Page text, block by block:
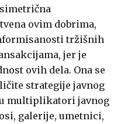
ovim dobrima,
tržišnih
jer je
ovih dela. Ona se
strategije javnog
multiplikatori javnog
galerije, umetnici,